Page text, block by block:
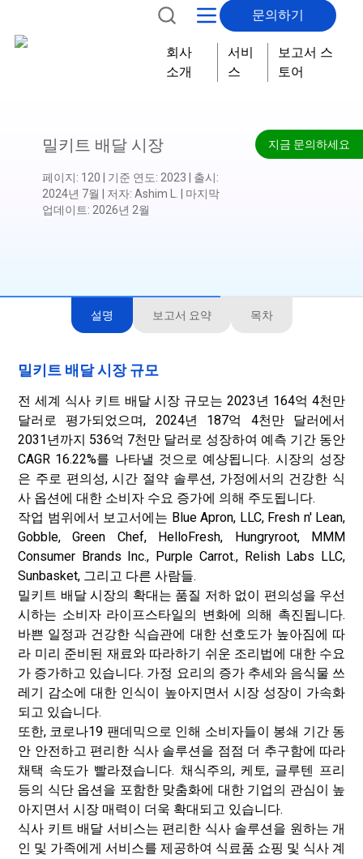
문의하기
회사
소개
서비
스
보고서 스
토어
지금 문의하세요
밀키트 배달 시장
페이지: 120 기준 연도: 2023 출시:
2024년 7월
저자: Ashim L.
마지막
업데이트: 2026년 2월
설명 보고서 요약 목차
밀키트 배달 시장 규모
전 세계 식사 키트 배달 시장 규모는 2023년 164억 4천만
달러로 평가되었으며, 2024년 187억 4천만 달러에서
2031년까지 536억 7천만 달러로 성장하여 예측 기간 동안
CAGR 16.22%를 나타낼 것으로 예상됩니다. 시장의 성장
은 주로 편의성, 시간 절약 솔루션, 가정에서의 건강한 식
사 옵션에 대한 소비자 수요 증가에 의해 주도됩니다.
작업 범위에서 보고서에는 Blue Apron, LLC, Fresh n' Lean,
Gobble, Green Chef, HelloFresh, Hungryroot, MMM
Consumer Brands Inc., Purple Carrot., Relish Labs LLC,
Sunbasket, 그리고 다른 사람들.
밀키트 배달 시장의 확대는 품질 저하 없이 편의성을 우선
시하는 소비자 라이프스타일의 변화에 ​​의해 촉진됩니다.
바쁜 일정과 건강한 식습관에 대한 선호도가 높아짐에 따
라 미리 준비된 재료와 따라하기 쉬운 조리법에 대한 수요
가 증가하고 있습니다. 가정 요리의 증가 추세와 음식물 쓰
레기 감소에 대한 인식이 높아지면서 시장 성장이 가속화
되고 있습니다.
또한, 코로나19 팬데믹으로 인해 소비자들이 봉쇄 기간 동
안 안전하고 편리한 식사 솔루션을 점점 더 추구함에 따라
채택 속도가 빨라졌습니다. 채식주의, 케토, 글루텐 프리
등의 식단 옵션을 포함한 맞춤화에 대한 기업의 관심이 높
아지면서 시장 매력이 더욱 확대되고 있습니다.
식사 키트 배달 서비스는 편리한 식사 솔루션을 원하는 개
인 및 가족에게 서비스를 제공하여 식료품 쇼핑 및 식사 계